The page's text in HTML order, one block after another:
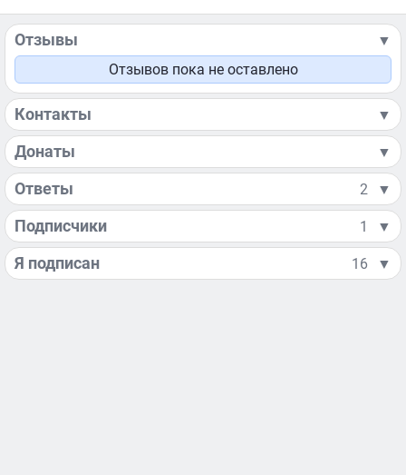
Отзывы
▼
Отзывов пока не оставлено
Контакты ▼
Донаты ▼
Ответы 2 ▼
Подписчики 1 ▼
Я подписан 16 ▼